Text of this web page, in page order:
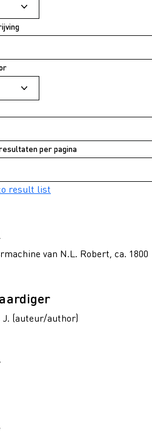
per pagina
result list
van N.L. Robert, ca. 1800
J. (auteur/author)